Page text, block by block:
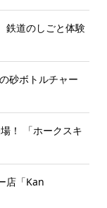
鉄道のしごと体験
砂ボトルチャー
！ 「ホークスキ
店「Kan